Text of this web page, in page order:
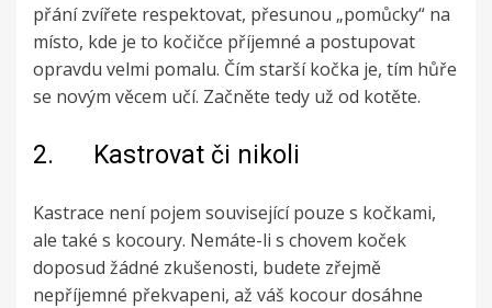
přání zvířete respektovat, přesunou „pomůcky“ na
místo, kde je to kočičce příjemné a postupovat
opravdu velmi pomalu. Čím starší kočka je, tím hůře
se novým věcem učí. Začněte tedy už od kotěte.
2. Kastrovat či nikoli
Kastrace není pojem související pouze s kočkami,
ale také s kocoury. Nemáte-li s chovem koček
doposud žádné zkušenosti, budete zřejmě
nepříjemné překvapeni, až váš kocour dosáhne